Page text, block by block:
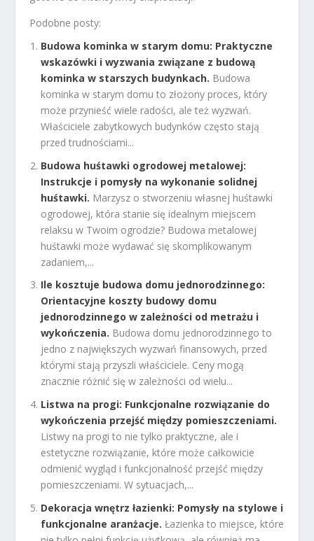
Podobne posty:
Budowa kominka w starym domu: Praktyczne
wskazówki i wyzwania związane z budową
kominka w starszych budynkach. Budowa
kominka w starym domu to złożony proces, który
może przynieść wiele radości, ale też wyzwań.
Właściciele zabytkowych budynków często stają
przed trudnościami...
Budowa huśtawki ogrodowej metalowej:
Instrukcje i pomysły na wykonanie solidnej
huśtawki. Marzysz o stworzeniu własnej huśtawki
ogrodowej, która stanie się idealnym miejscem
relaksu w Twoim ogrodzie? Budowa metalowej
huśtawki może wydawać się skomplikowanym
zadaniem,...
Ile kosztuje budowa domu jednorodzinnego:
Orientacyjne koszty budowy domu
jednorodzinnego w zależności od metrażu i
wykończenia. Budowa domu jednorodzinnego to
jedno z największych wyzwań finansowych, przed
którymi stają przyszli właściciele. Ceny mogą
znacznie różnić się w zależności od wielu...
Listwa na progi: Funkcjonalne rozwiązanie do
wykończenia przejść między pomieszczeniami.
Listwy na progi to nie tylko praktyczne, ale i
estetyczne rozwiązanie, które może całkowicie
odmienić wygląd i funkcjonalność przejść między
pomieszczeniami. W sytuacjach,...
Dekoracja wnętrz łazienki: Pomysły na stylowe i
funkcjonalne aranżacje. Łazienka to miejsce, które